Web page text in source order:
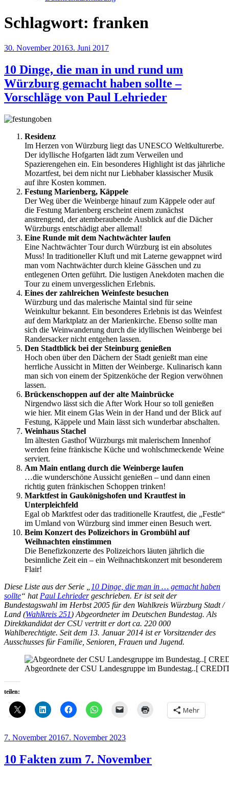
Schlagwort: franken
Veröffentlicht
30. November 20163. Juni 2017
10 Dinge, die man in und rund um
Würzburg gemacht haben sollte –
Vorschläge von Paul Lehrieder
Residenz
Im Herzen von Würzburg liegt das UNESCO Weltkulturerbe.
Der idyllische Hofgarten lädt zum Verweilen und
Spazierengehen ein. Ein besonderes Highlight ist das jährliche
Mozartfest, bei dem nicht nur Liebhaber klassischer Musik
auf ihre Kosten kommen.
Festung Marienberg, Käppele
Der Weg über die Weinberge hinauf zum Käppele oder auf
die Festung Marienberg erscheint einem zunächst
anstrengend, der atemberaubende Ausblick auf die Dächer
Würzburgs entschädigt aber allemal!
Eine Runde mit dem Nachtwächter laufen
Eine Nachtwächter Tour durch Würzburg ist ein absolutes
Muss! In traditioneller Kluft und mit Laterne gewappnet wird
man vom Nachtwächter durch kleine Gässchen und zu
entlegenen Orten geführt. Die lustigen Anekdoten machen die
Tour zu einem unvergesslichen Erlebnis.
Eines der zahlreichen Weinfeste besuchen
Würzburg und das malerische Maintal sind für seine
Weinkultur bekannt. Ein besonderes Erlebnis ist das Weinfest
auf dem Marktplatz an der Marienkirche. Ebenso sollte man
sich die Weinwanderung durch die idyllischen Weinberge bei
Randersacker nicht entgehen lassen.
Den Stadtblick bei der Steinburg genießen
Hoch oben über den Dächern der Stadt genießt man eine
herrliche Aussicht in Mitten der Weinberge. Kulinarisch kann
man sich von einem der Spitzenköche der Region verwöhnen
lassen.
Brückenschoppen auf der alte Mainbrücke
Nirgendwo lässt sich die After Work Hour so toll genießen
wie hier. Mit einem Glas Wein in der Hand und der Blick auf
Festung, Käppele und Main lässt sich wunderbar abschalten.
Weinhaus Stachel
Im ältesten Gasthof Würzburgs mit malerischem Innenhof
werden feine fränkische Küche und wohlschmeckende Weine
serviert.
Am Main entlang durch die Weinberge laufen
…die wunderschöne Aussicht genießen – und dann einen
richtig guten fränkischen Schoppen trinken!
Marktfest in Gaukönigshofen und Krautfest in
Unterpleichfeld
Egal ob Marktfest oder das traditionelle Krautfest, die „Festle“
im Umland von Würzburg sind immer einen Besuch wert.
Beim Konzert des Polizeichors in Grombühl auf
Weihnachten einstimmen
Die Benefizkonzerte des Polizeichors läuten jährlich die
besinnliche Zeit ein – ein Weihnachtskonzert mit besonderem
Flair!
Diese Liste aus der Serie „
10 Dinge, die man in … gemacht haben
sollte“ hat Paul Lehriedergeschrieben. Er ist seit der
Bundestagswahl im Herbst 2005 für den Wahlkreis Würzburg Stadt /
Land (Wahlkreis 251) Abgeordneter im Deutschen Bundestag. Als
Direktkandidat der CSU vertritt er dort ca. 220 000
Wahlberechtigte. Seit dem 13. Januar 2014 ist er Vorsitzender des
Ausschusses für Familie, Senioren, Frauen und Jugend.
Abgeordnete der CSU Landesgruppe im Bundestag..[
teilen:
Mehr
Veröffentlicht
7. November 20167. November 2023
10 Fakten zum 7. November